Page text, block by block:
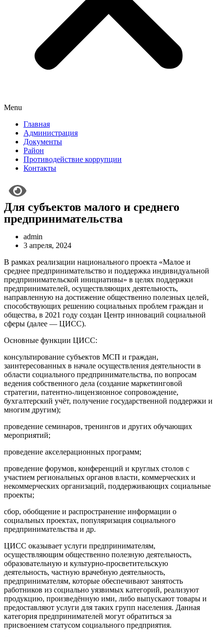
Menu
Главная
Администрация
Документы
Район
Противодействие коррупции
Контакты
Для субъектов малого и среднего
предпринимательства
admin
3 апреля, 2024
В рамках реализации национального проекта «Малое и
среднее предпринимательство и поддержка индивидуальной
предпринимательской инициативы» в целях поддержки
предпринимателей, осуществляющих деятельность,
направленную на достижение общественно полезных целей,
способствующих решению социальных проблем граждан и
общества, в 2021 году создан Центр инноваций социальной
сферы (далее — ЦИСС).
Основные функции ЦИСС:
консультирование субъектов МСП и граждан,
заинтересованных в начале осуществления деятельности в
области социального предпринимательства, по вопросам
ведения собственного дела (создание маркетинговой
стратегии, патентно-лицензионное сопровождение,
бухгалтерский учёт, получение государственной поддержки и
многим другим);
проведение семинаров, тренингов и других обучающих
мероприятий;
проведение акселерационных программ;
проведение форумов, конференций и круглых столов с
участием региональных органов власти, коммерческих и
некоммерческих организаций, поддерживающих социальные
проекты;
сбор, обобщение и распространение информации о
социальных проектах, популяризация социального
предпринимательства и др.
ЦИСС оказывает услуги предпринимателям,
осуществляющим общественно полезную деятельность,
образовательную и культурно-просветительскую
деятельность, частную врачебную деятельность,
предпринимателям, которые обеспечивают занятость
работников из социально уязвимых категорий, реализуют
продукцию, произведённую ими, либо выпускают товары и
предоставляют услуги для таких групп населения. Данная
категория предпринимателей могут обратиться за
присвоением статусом социального предприятия.